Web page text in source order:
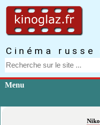
Cinéma
Menu